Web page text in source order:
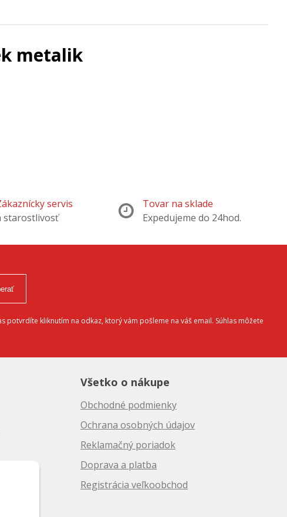
metalik
servis
starostlivosť
Tovar na sklade
Expedujeme do 24hod.
kliknutím na odkaz, ktorý vám pošleme na váš email. Súhlas môžete
Všetko o nákupe
Obchodné podmienky
Ochrana osobných údajov
Reklamačný poriadok
Doprava a platba
Registrácia veľkoobchod